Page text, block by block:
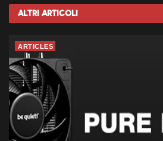
Altri Articoli
ARTICLES